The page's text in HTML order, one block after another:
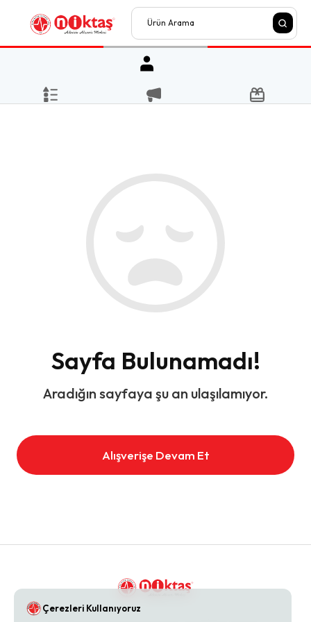
Sayfa Bulunamadı!
Aradığın sayfaya şu an ulaşılamıyor.
Alışverişe Devam Et
Çerezleri Kullanıyoruz